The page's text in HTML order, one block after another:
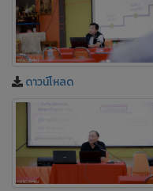
ดาวน์โหลด